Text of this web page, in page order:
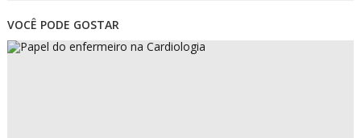
VOCÊ PODE GOSTAR